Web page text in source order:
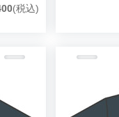
(税込)